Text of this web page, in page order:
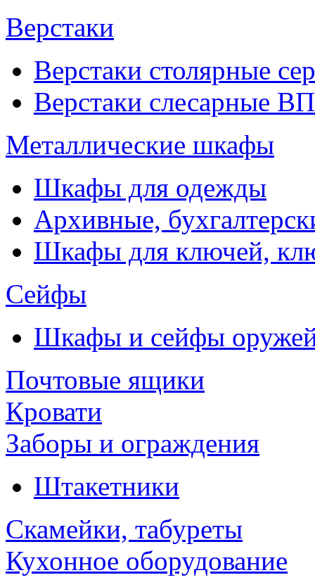
Верстаки
Верстаки столярные
Верстаки слесарные ВП
Металлические шкафы
Шкафы для одежды
Архивные,
Шкафы для ключей,
Сейфы
Шкафы и сейфы
Почтовые ящики
Кровати
Заборы и ограждения
Штакетники
Скамейки, табуреты
Кухонное оборудование